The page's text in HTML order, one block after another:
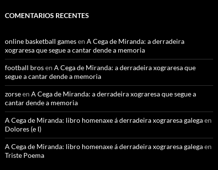
COMENTARIOS RECENTES
online basketball gamesen A Cega de Miranda: a derradeira
xograresa que segue a cantar dende a memoria
football brosen A Cega de Miranda: a derradeira xograresa que
segue a cantar dende a memoria
zorseen A Cega de Miranda: a derradeira xograresa que segue a
cantar dende a memoria
A Cega de Miranda: libro homenaxe á derradeira xograresa galegaen
Dolores (e I)
A Cega de Miranda: libro homenaxe á derradeira xograresa galegaen
Triste Poema